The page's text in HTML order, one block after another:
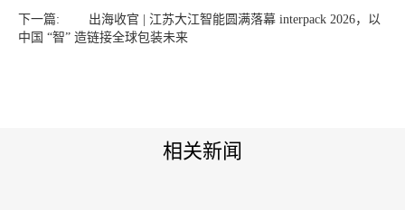
下一篇:
出海收官 | 江苏大江智能圆满落幕 interpack 2026，以
中国 “智” 造链接全球包装未来
相关新闻